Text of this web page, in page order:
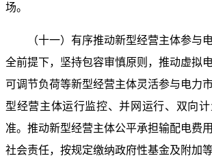
场。
（十一）有序推动新型经营主体参与电
全前提下，坚持包容审慎原则，推动虚拟
可调节负荷等新型经营主体灵活参与电力
型经营主体运行监控、并网运行、双向
准。推动新型经营主体公平承担输配电费
社会责任，按规定缴纳政府性基金及附加